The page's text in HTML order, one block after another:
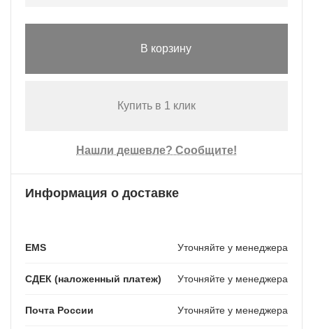
В корзину
Купить в 1 клик
Нашли дешевле? Сообщите!
Информация о доставке
EMS Уточняйте у менеджера
СДЕК (наложенный платеж) Уточняйте у менеджера
Почта России Уточняйте у менеджера